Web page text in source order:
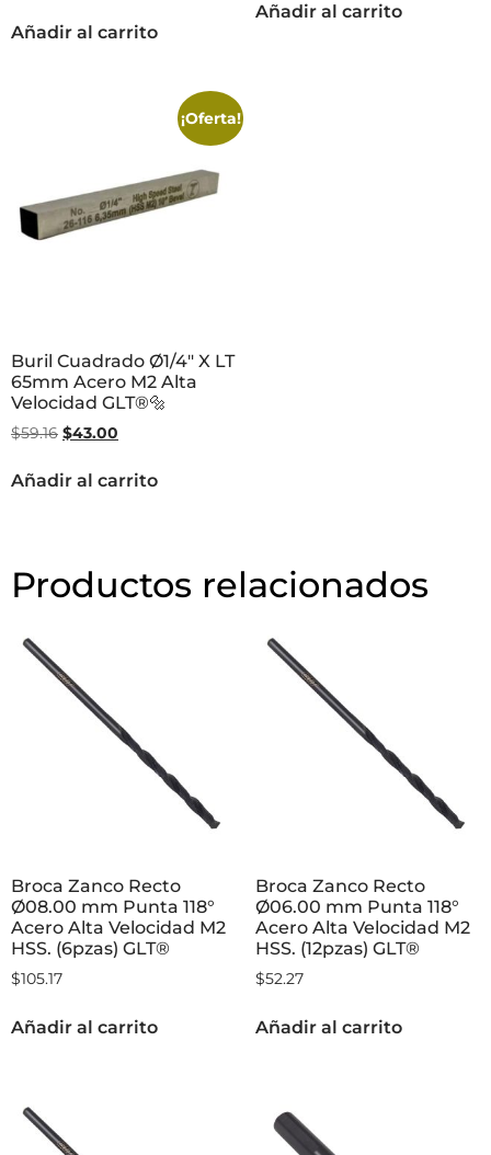
Añadir al carrito
Añadir al carrito
¡Oferta!
Buril Cuadrado Ø1/4″ X LT
65mm Acero M2 Alta
Velocidad GLT®🔩
$59.16 $43.00
Añadir al carrito
Productos relacionados
Broca Zanco Recto
Ø08.00 mm Punta 118°
Acero Alta Velocidad M2
HSS. (6pzas) GLT®
$105.17
Añadir al carrito
Broca Zanco Recto
Ø06.00 mm Punta 118°
Acero Alta Velocidad M2
HSS. (12pzas) GLT®
$52.27
Añadir al carrito